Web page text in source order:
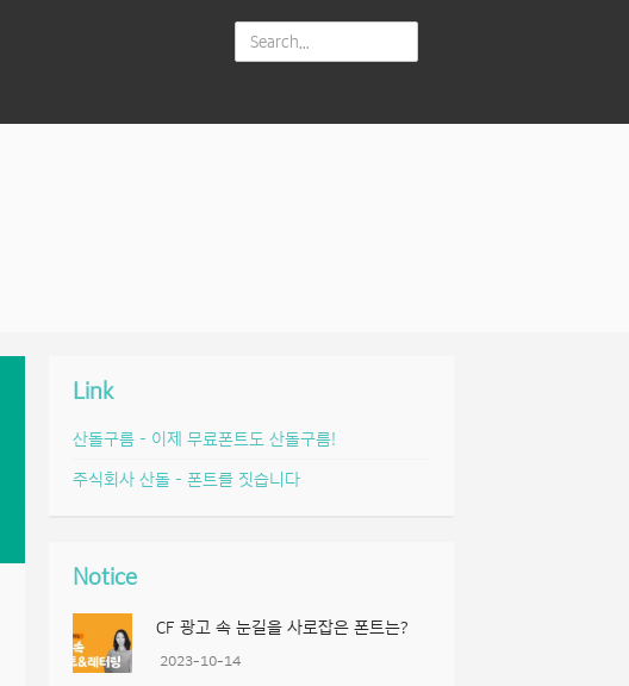
Link
산돌구름 – 이제 무료폰트도 산돌구름!
주식회사 산돌 – 폰트를 짓습니다
Notice
CF 광고 속 눈길을 사로잡은 폰트는?
2023-10-14